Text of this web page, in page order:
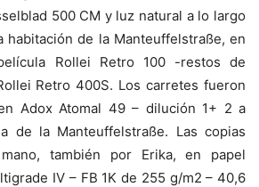
500 CM y luz natural a lo largo
habitación de la Manteuffelstraße, en
Rollei Retro 100 -restos de
Retro 400S. Los carretes fueron
Adox Atomal 49 – dilución 1+ 2 a
de la Manteuffelstraße. Las copias
también por Erika, en papel
IV – FB 1K de 255 g/m2 – 40,6